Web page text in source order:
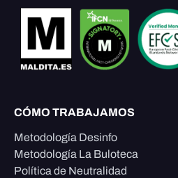
CÓMO TRABAJAMOS
Metodología Desinfo
Metodología La Buloteca
Política de Neutralidad